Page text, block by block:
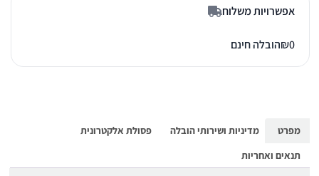
אפשרויות משלוח
₪0 הובלה חינם
מפרט מדיניות ושירותי הובלה
פסולת אלקטרונית
תנאים ואחריות